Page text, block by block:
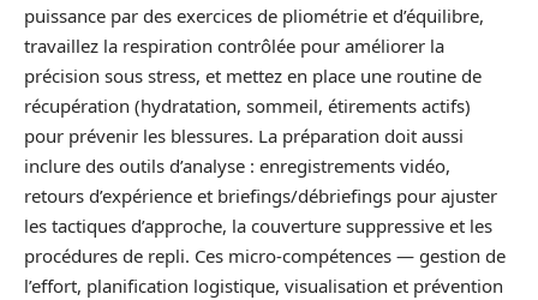
puissance par des exercices de pliométrie et d’équilibre,
travaillez la respiration contrôlée pour améliorer la
précision sous stress, et mettez en place une routine de
récupération (hydratation, sommeil, étirements actifs)
pour prévenir les blessures. La préparation doit aussi
inclure des outils d’analyse : enregistrements vidéo,
retours d’expérience et briefings/débriefings pour ajuster
les tactiques d’approche, la couverture suppressive et les
procédures de repli. Ces micro-compétences — gestion de
l’effort, planification logistique, visualisation et prévention